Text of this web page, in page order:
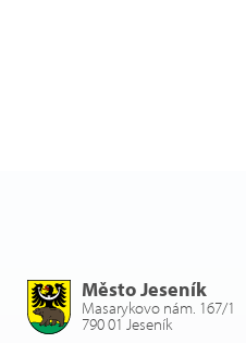
Město Jeseník
Masarykovo nám. 167/1
790 01 Jeseník